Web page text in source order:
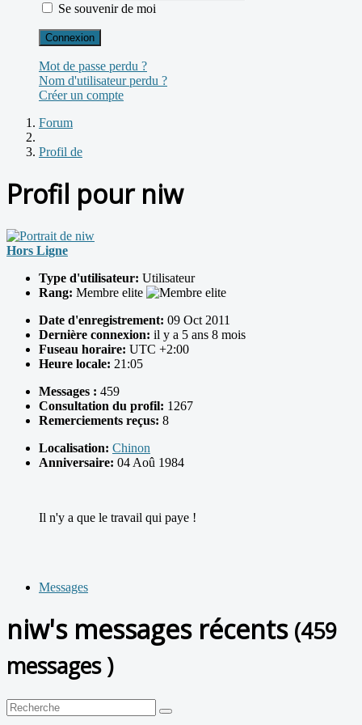
Se souvenir de moi
Connexion
Mot de passe perdu ?
Nom d'utilisateur perdu ?
Créer un compte
Forum
Profil de
Profil pour niw
Hors Ligne
Type d'utilisateur: Utilisateur
Rang: Membre elite
Date d'enregistrement: 09 Oct 2011
Dernière connexion: il y a 5 ans 8 mois
Fuseau horaire: UTC +2:00
Heure locale: 21:05
Messages : 459
Consultation du profil: 1267
Remerciements reçus: 8
Localisation: Chinon
Anniversaire: 04 Aoû 1984
Il n'y a que le travail qui paye !
Messages
niw's messages récents (459
messages )